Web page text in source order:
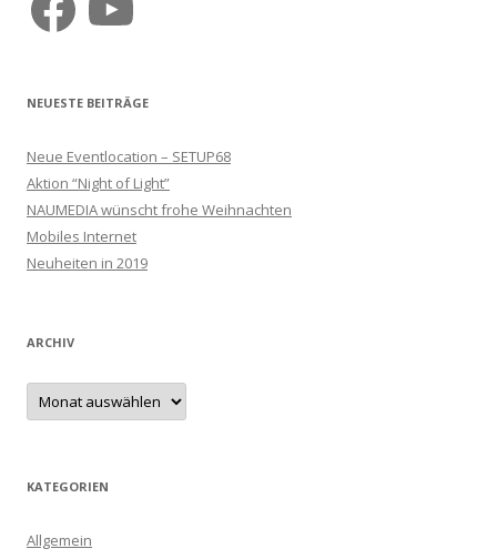
NEUESTE BEITRÄGE
Neue Eventlocation – SETUP68
Aktion “Night of Light”
NAUMEDIA wünscht frohe Weihnachten
Mobiles Internet
Neuheiten in 2019
ARCHIV
Archiv
KATEGORIEN
Allgemein